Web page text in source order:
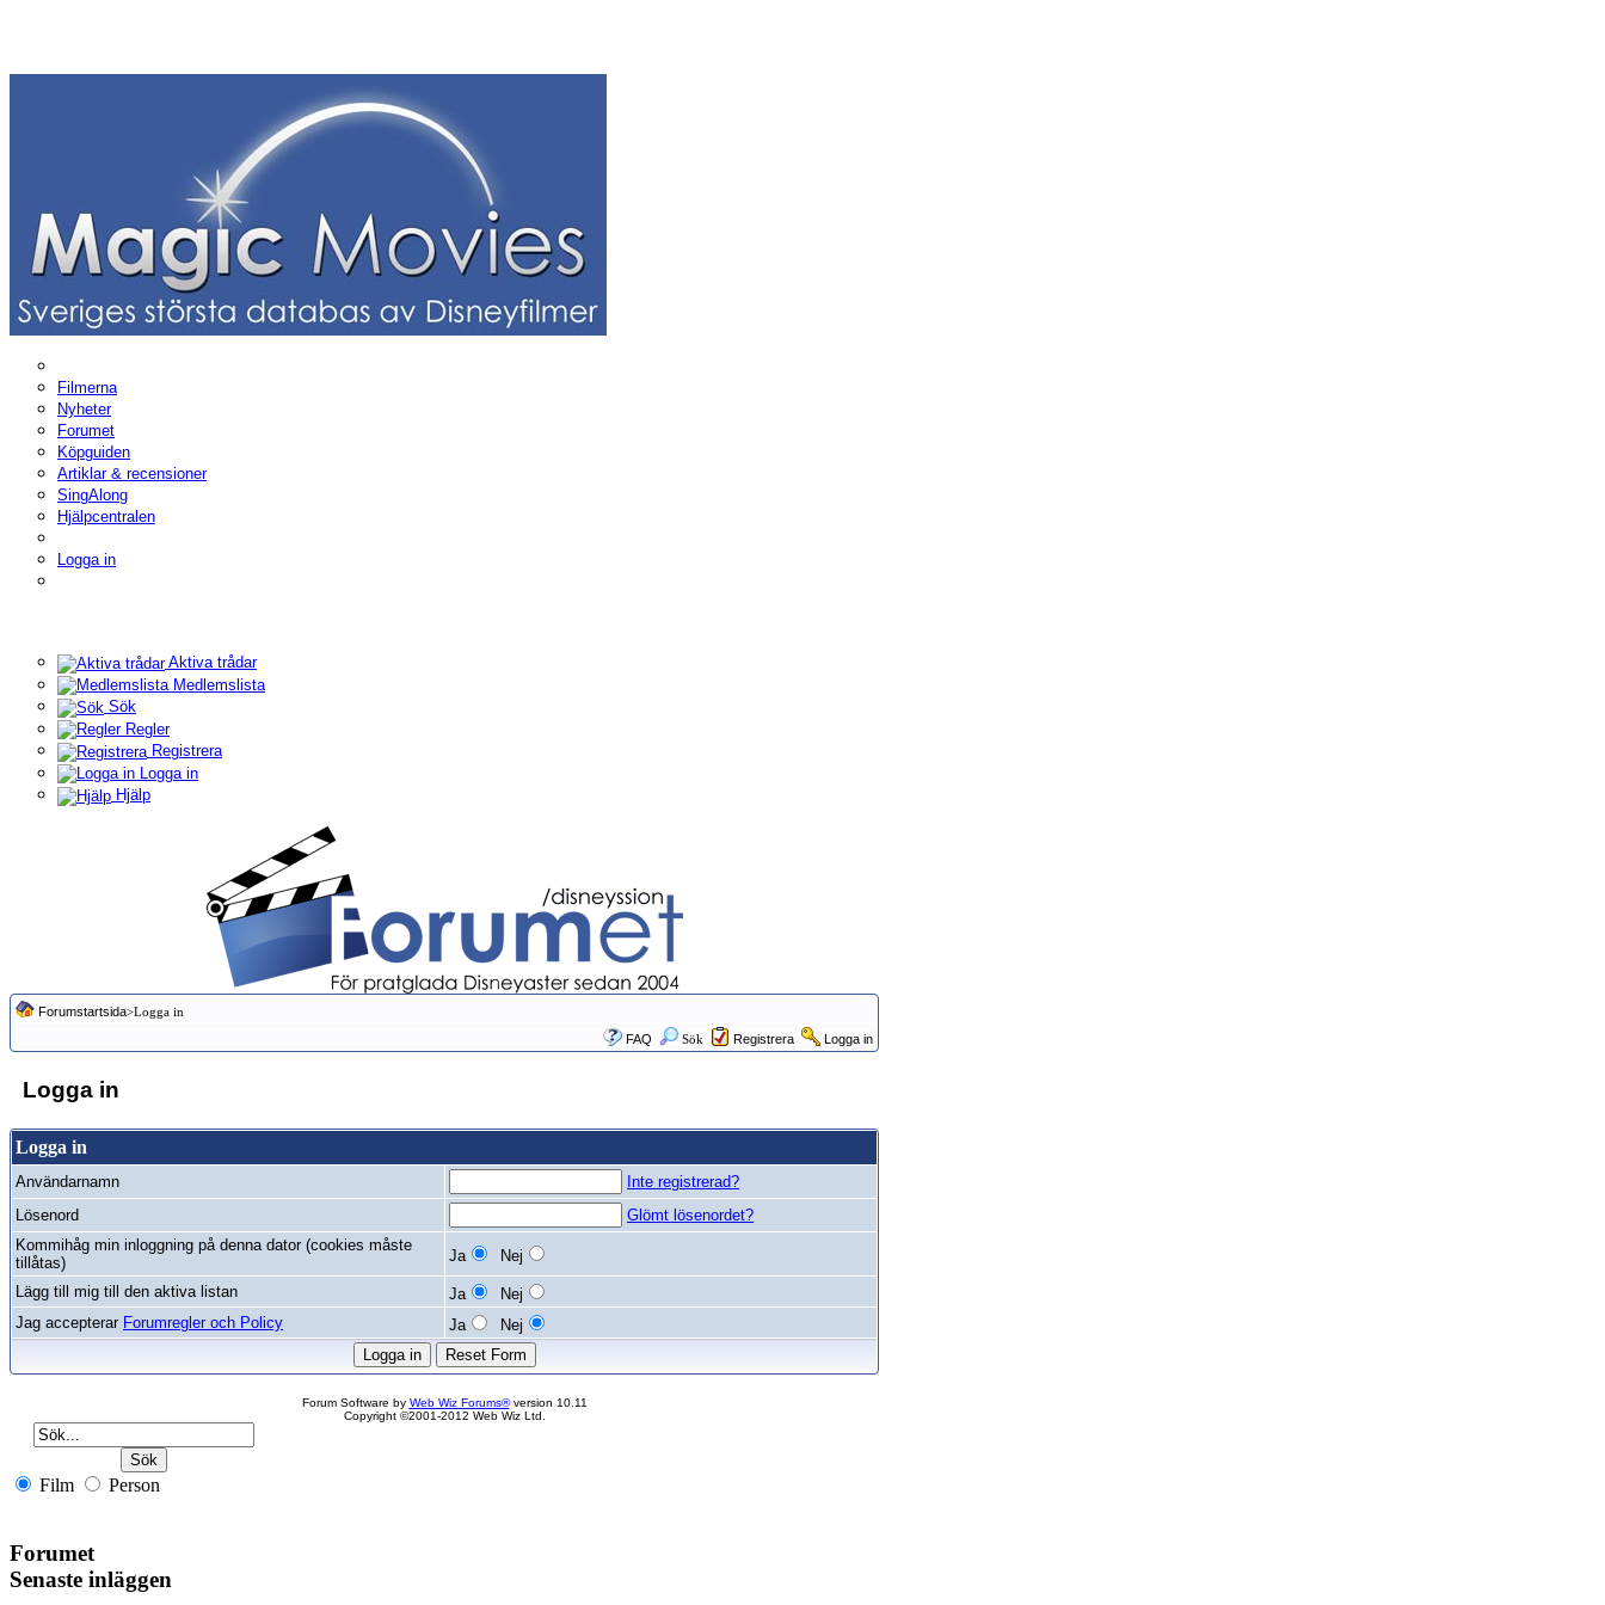
Filmerna
Nyheter
Forumet
Köpguiden
Artiklar & recensioner
SingAlong
Hjälpcentralen
Logga in
Aktiva trådar
Medlemslista
Sök
Regler
Registrera
Logga in
Hjälp
Forumstartsida>Logga in
FAQ
Sök Registrera Logga in
Logga in
Logga in
Användarnamn
Inte registrerad?
Lösenord
Glömt lösenordet?
Kommihåg min inloggning på denna dator (cookies måste
tillåtas)
Ja
Nej
Lägg till mig till den aktiva listan
Ja
Nej
Jag accepterar Forumregler och Policy Ja Nej
Forum Software by Web Wiz Forums®version 10.11
Copyright ©2001-2012 Web Wiz Ltd.
Film Person
Forumet
Senaste inläggen